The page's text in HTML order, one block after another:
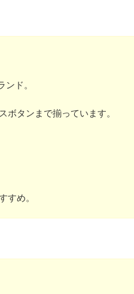
ド。
タンまで揃っています。
すめ。